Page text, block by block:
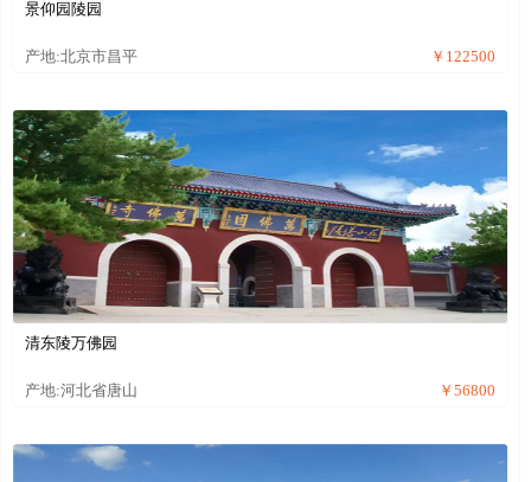
景仰园陵园
产地:北京市昌平 ￥122500
清东陵万佛园
产地:河北省唐山 ￥56800